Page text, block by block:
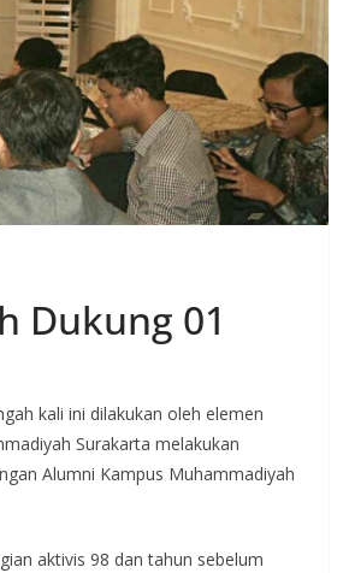
Dukung 01
kali ini dilakukan oleh elemen
Surakarta melakukan
Alumni Kampus Muhammadiyah
aktivis 98 dan tahun sebelum